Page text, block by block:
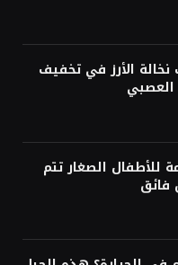
الأرز في تخفيف
5 أطعمة للأطفال الصغار تتم
فائق